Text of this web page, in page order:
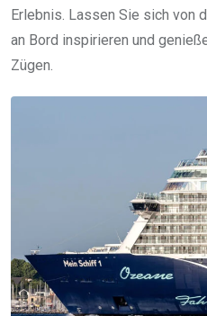
Erlebnis. Lassen Sie sich von
an Bord inspirieren und
Zügen.